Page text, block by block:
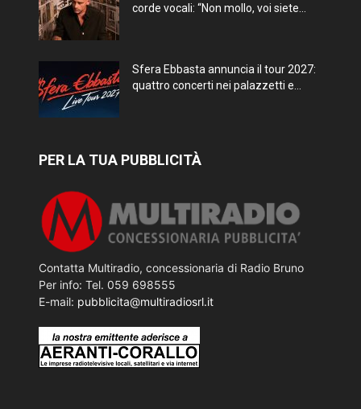
corde vocali: “Non mollo, voi siete...
Sfera Ebbasta annuncia il tour 2027:
quattro concerti nei palazzetti e...
PER LA TUA PUBBLICITÀ
Contatta Multiradio, concessionaria di Radio Bruno
Per info: Tel. 059 698555
E-mail: pubblicita@multiradiosrl.it